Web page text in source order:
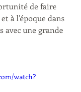
de faire
à l'époque dans
avec une grande
watch?